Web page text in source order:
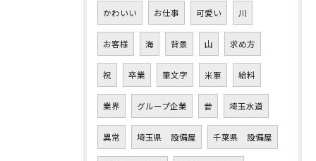
かわいい お仕事 可愛い 川
お客様 海 背景 山 求め方
祝 卒業 筆文字 米軍 給料
業界 グループ企業 昔 埼玉水道
異常 埼玉県 設備屋 千葉県 設備屋